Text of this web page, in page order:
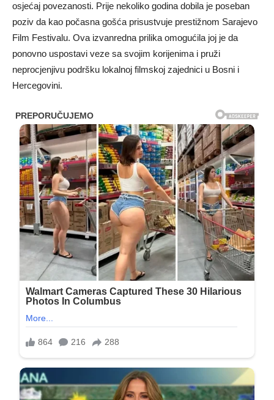
osjećaj povezanosti. Prije nekoliko godina dobila je poseban
poziv da kao počasna gošća prisustvuje prestižnom Sarajevo
Film Festivalu. Ova izvanredna prilika omogućila joj je da
ponovno uspostavi veze sa svojim korijenima i pruži
neprocjenjivu podršku lokalnoj filmskoj zajednici u Bosni i
Hercegovini.